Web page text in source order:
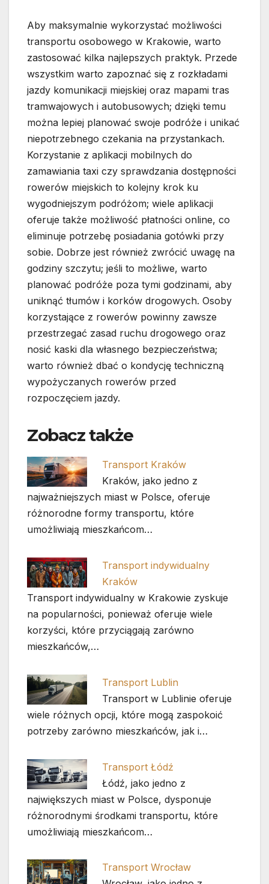
Aby maksymalnie wykorzystać możliwości
transportu osobowego w Krakowie, warto
zastosować kilka najlepszych praktyk. Przede
wszystkim warto zapoznać się z rozkładami
jazdy komunikacji miejskiej oraz mapami tras
tramwajowych i autobusowych; dzięki temu
można lepiej planować swoje podróże i unikać
niepotrzebnego czekania na przystankach.
Korzystanie z aplikacji mobilnych do
zamawiania taxi czy sprawdzania dostępności
rowerów miejskich to kolejny krok ku
wygodniejszym podróżom; wiele aplikacji
oferuje także możliwość płatności online, co
eliminuje potrzebę posiadania gotówki przy
sobie. Dobrze jest również zwrócić uwagę na
godziny szczytu; jeśli to możliwe, warto
planować podróże poza tymi godzinami, aby
uniknąć tłumów i korków drogowych. Osoby
korzystające z rowerów powinny zawsze
przestrzegać zasad ruchu drogowego oraz
nosić kaski dla własnego bezpieczeństwa;
warto również dbać o kondycję techniczną
wypożyczanych rowerów przed
rozpoczęciem jazdy.
Zobacz także
Transport Kraków
Kraków, jako jedno z
najważniejszych miast w Polsce, oferuje
różnorodne formy transportu, które
umożliwiają mieszkańcom…
Transport indywidualny
Kraków
Transport indywidualny w Krakowie zyskuje
na popularności, ponieważ oferuje wiele
korzyści, które przyciągają zarówno
mieszkańców,…
Transport Lublin
Transport w Lublinie oferuje
wiele różnych opcji, które mogą zaspokoić
potrzeby zarówno mieszkańców, jak i…
Transport Łódź
Łódź, jako jedno z
największych miast w Polsce, dysponuje
różnorodnymi środkami transportu, które
umożliwiają mieszkańcom…
Transport Wrocław